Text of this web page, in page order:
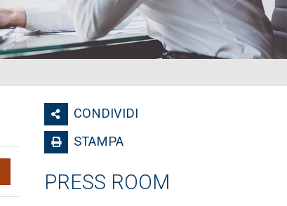
CONDIVIDI
STAMPA
PRESS ROOM